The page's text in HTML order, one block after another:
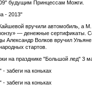
будущим Принцессам Можги.
- 2013"
вручили автомобиль, а
— денежные сертификаты.
Александр Волков вручил
стартов.
на празднике "Большой лед" 3
забеги на коньках
забеги на коньках